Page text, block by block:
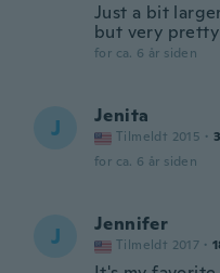
Just a bit
but very pretty
for ca. 6 år siden
J Jenita
Tilmeldt 2015 · 3
for ca. 6 år siden
J Jennifer
Tilmeldt 2017 ·